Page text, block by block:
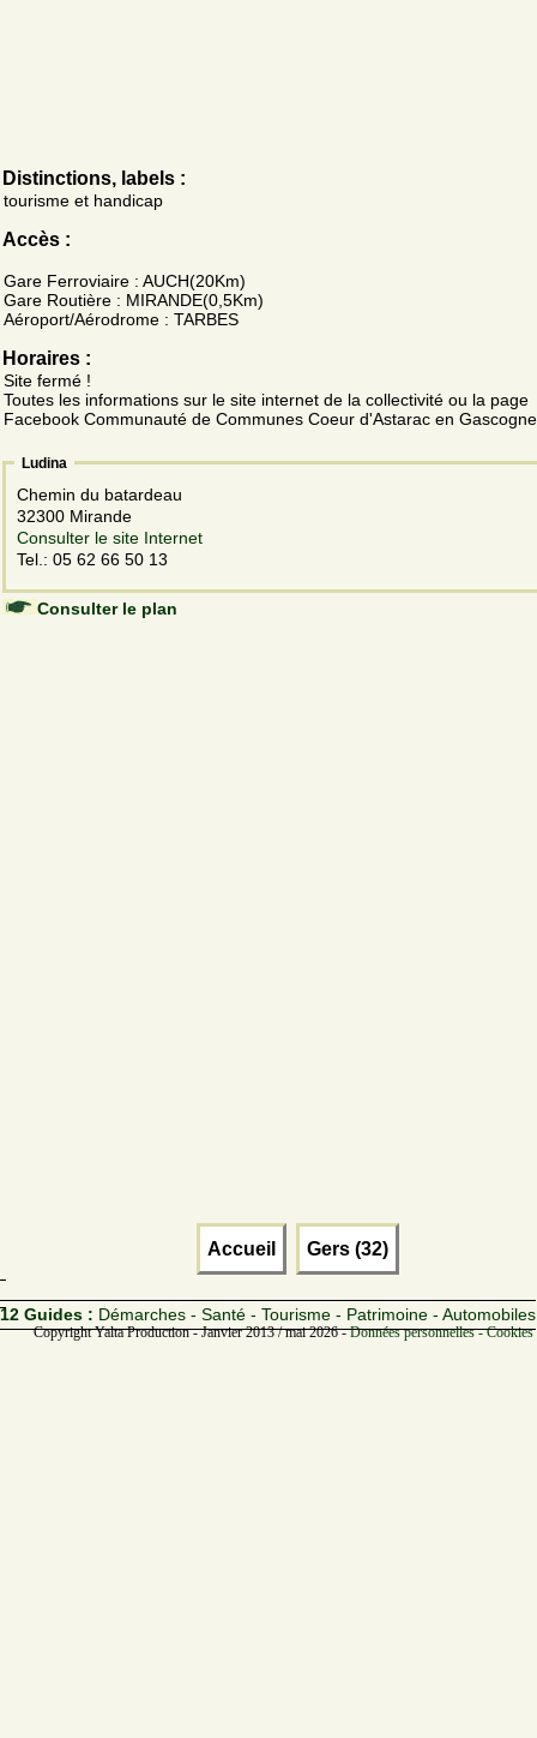
Distinctions, labels :
tourisme et handicap
Accès :
Gare Ferroviaire : AUCH(20Km)
Gare Routière : MIRANDE(0,5Km)
Aéroport/Aérodrome : TARBES
Horaires :
Site fermé !
Toutes les informations sur le site internet de la collectivité ou la page
Facebook Communauté de Communes Coeur d'Astarac en Gascogne
Ludina
Chemin du batardeau
32300 Mirande
Consulter le site Internet
Tel.: 05 62 66 50 13
Consulter le plan
Accueil Gers (32)
12 Guides : Démarches - Santé - Tourisme - Patrimoine - Automobiles
Copyright Yalta Production - Janvier 2013 / mai 2026 -Données personnelles -